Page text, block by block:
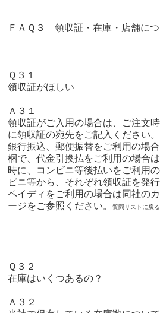
ＦＡＱ３ 領収証・在庫・店舗につ
Ｑ３１
領収証がほしい
Ａ３１
領収証がご入用の場合は、ご注文
に領収証の宛先をご記入ください
銀行振込、郵便振替をご利用の場
梱で、代金引換払をご利用の場合
時に、コンビニ等後払いをご利用
ビニ等から、それぞれ領収証を発行
ペイディをご利用の場合は同社の
ージをご参照ください。質問リストに戻る
Ｑ３２
在庫はいくつあるの？
Ａ３２